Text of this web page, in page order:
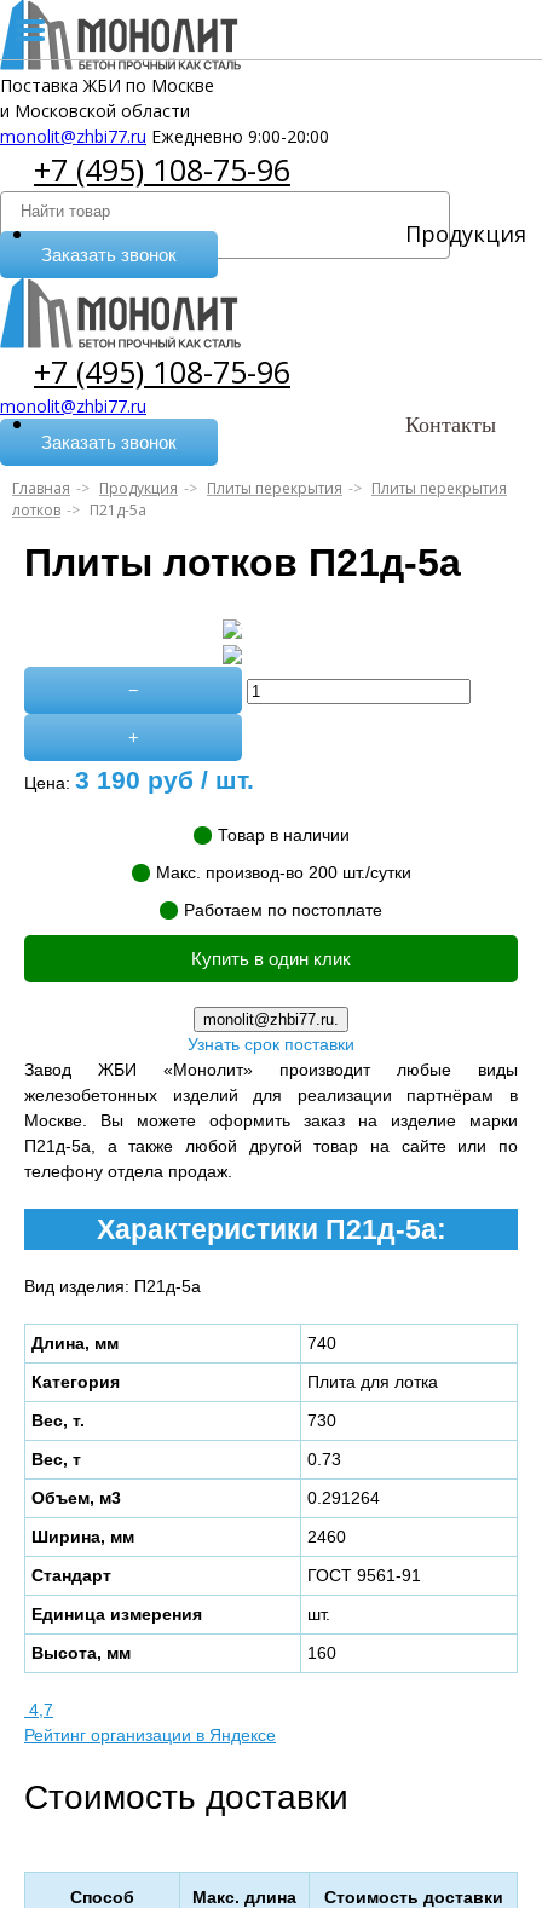
Продукция
Контакты
Поставка ЖБИ по Москве
и Московской области
monolit@zhbi77.ru Ежедневно 9:00-20:00
+7 (495) 108-75-96
Заказать звонок
+7 (495) 108-75-96
monolit@zhbi77.ru
Заказать звонок
Главная Продукция Плиты перекрытия
Плиты перекрытия
лотков
П21д-5а
Плиты лотков П21д-5а
−
+
Цена: 3 190 руб / шт.
Товар в наличии
Макс. производ-во 200 шт./сутки
Работаем по постоплате
Купить в один клик
monolit@zhbi77.ru.
Узнать срок поставки
Завод ЖБИ «Монолит» производит любые виды
железобетонных изделий для реализации партнёрам в
Москве. Вы можете оформить заказ на изделие марки
П21д-5а, а также любой другой товар на сайте или по
телефону отдела продаж.
Характеристики П21д-5а:
Вид изделия: П21д-5а
Длина, мм
740
Категория
Плита для лотка
Вес, т.
730
Вес, т
0.73
Объем, м3
0.291264
Ширина, мм
2460
Стандарт
ГОСТ 9561-91
Единица измерения
шт.
Высота, мм
160
4,7
Рейтинг организации в Яндексе
Стоимость доставки
Способ
Макс. длина
Стоимость доставки